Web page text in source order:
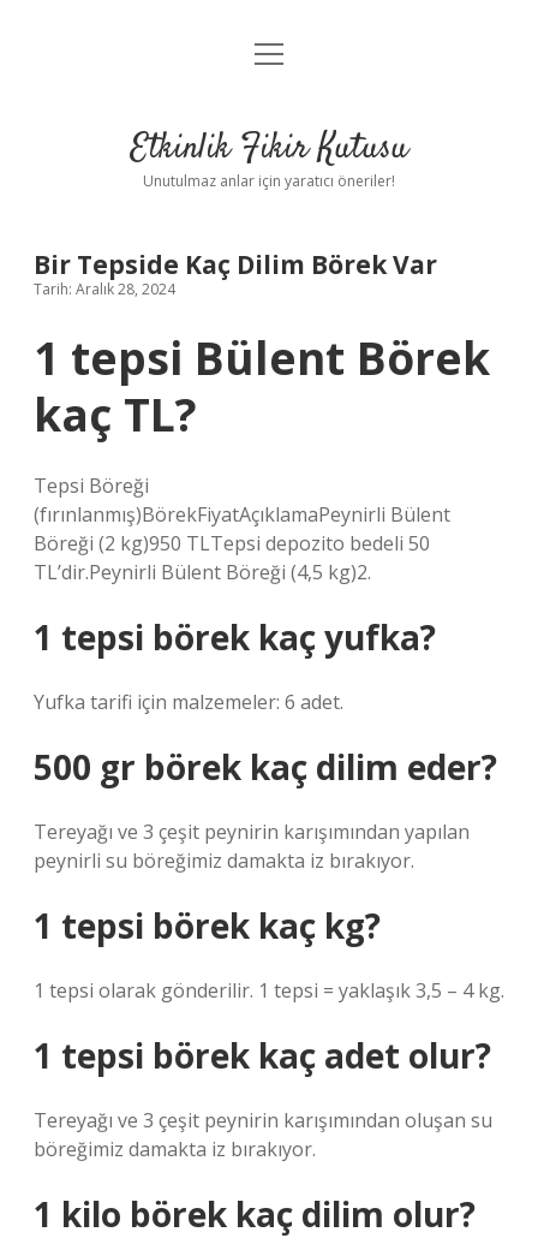
Anasayfa
Yasal Uyarı
menüyü
Etkinlik Fikir Kutusu
Unutulmaz anlar için yaratıcı öneriler!
Bir Tepside Kaç Dilim Börek Var
Tarih: Aralık 28, 2024
1 tepsi Bülent Börek
kaç TL?
Tepsi Böreği
(fırınlanmış)BörekFiyatAçıklamaPeynirli Bülent
Böreği (2 kg)950 TLTepsi depozito bedeli 50
TL’dir.Peynirli Bülent Böreği (4,5 kg)2.
1 tepsi börek kaç yufka?
Yufka tarifi için malzemeler: 6 adet.
500 gr börek kaç dilim eder?
Tereyağı ve 3 çeşit peynirin karışımından yapılan
peynirli su böreğimiz damakta iz bırakıyor.
1 tepsi börek kaç kg?
1 tepsi olarak gönderilir. 1 tepsi = yaklaşık 3,5 – 4 kg.
1 tepsi börek kaç adet olur?
Tereyağı ve 3 çeşit peynirin karışımından oluşan su
böreğimiz damakta iz bırakıyor.
1 kilo börek kaç dilim olur?